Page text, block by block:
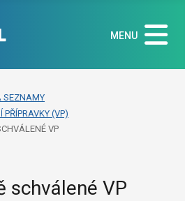
MENU
SEZNAMY
PŘÍPRAVKY (VP)
VP
schválené VP